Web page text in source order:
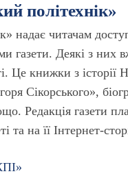
політехнік»
надає читачам
газети. Деякі з
книжки з історії
Сікорського»,
Редакція газети
та на її Інтернет-